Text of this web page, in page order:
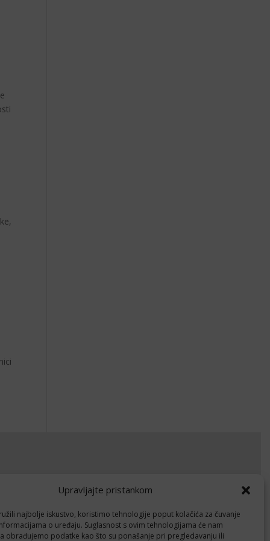
Upravljajte pristankom
najbolje iskustvo, koristimo tehnologije poput kolačića za čuvanje
o uređaju. Suglasnost s ovim tehnologijama će nam
obrađujemo podatke kao što su ponašanje pri pregledavanju ili
privatnosti
kolačića (EU)